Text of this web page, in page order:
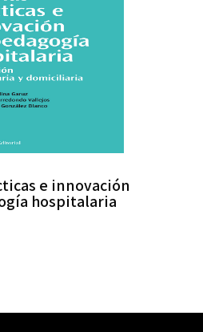
e innovación
hospitalaria